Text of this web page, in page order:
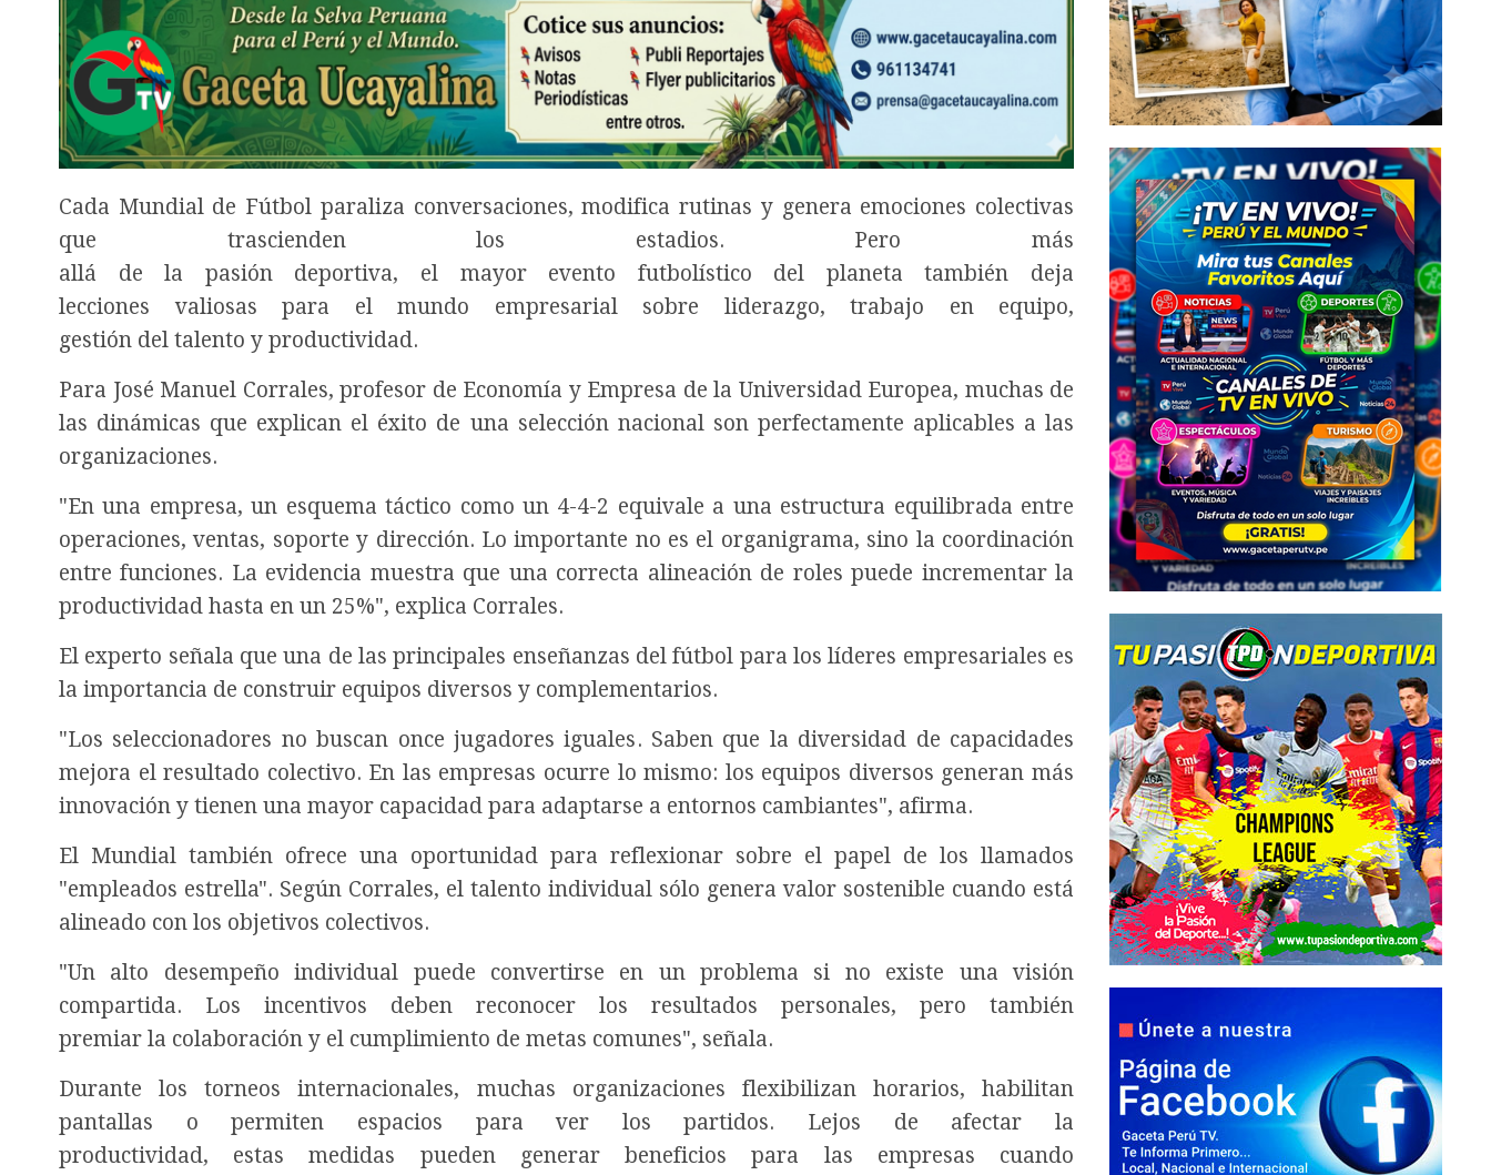
Cada Mundial de Fútbol paraliza conversaciones, modifica rutinas y genera emociones colectivas
que trascienden los estadios. Pero más
allá de la pasión deportiva, el mayor evento futbolístico del planeta también deja
lecciones valiosas para el mundo empresarial sobre liderazgo, trabajo en equipo,
gestión del talento y productividad.
Para José Manuel Corrales, profesor de Economía y Empresa de la Universidad Europea, muchas de
las dinámicas que explican el éxito de una selección nacional son perfectamente aplicables a las
organizaciones.
"En una empresa, un esquema táctico como un 4-4-2 equivale a una estructura equilibrada entre
operaciones, ventas, soporte y dirección. Lo importante no es el organigrama, sino la coordinación
entre funciones. La evidencia muestra que una correcta alineación de roles puede incrementar la
productividad hasta en un 25%", explica Corrales.
El experto señala que una de las principales enseñanzas del fútbol para los líderes empresariales es
la importancia de construir equipos diversos y complementarios.
"Los seleccionadores no buscan once jugadores iguales. Saben que la diversidad de capacidades
mejora el resultado colectivo. En las empresas ocurre lo mismo: los equipos diversos generan más
innovación y tienen una mayor capacidad para adaptarse a entornos cambiantes", afirma.
El Mundial también ofrece una oportunidad para reflexionar sobre el papel de los llamados
"empleados estrella". Según Corrales, el talento individual sólo genera valor sostenible cuando está
alineado con los objetivos colectivos.
"Un alto desempeño individual puede convertirse en un problema si no existe una visión
compartida. Los incentivos deben reconocer los resultados personales, pero también
premiar la colaboración y el cumplimiento de metas comunes", señala.
Durante los torneos internacionales, muchas organizaciones flexibilizan horarios, habilitan
pantallas o permiten espacios para ver los partidos. Lejos de afectar la
productividad, estas medidas pueden generar beneficios para las empresas cuando